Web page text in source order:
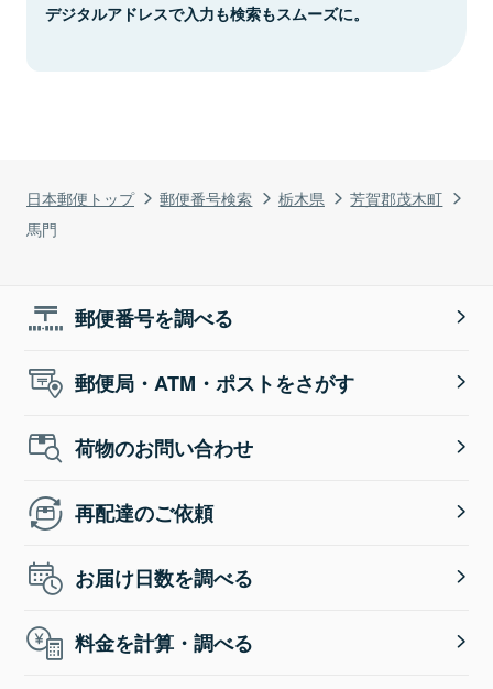
日本郵便トップ 郵便番号検索 栃木県
芳賀郡茂木町
馬門
デジタルアドレスで入力も検索もスムーズに。
郵便番号を調べる
郵便局・ATM・ポストをさがす
荷物のお問い合わせ
再配達のご依頼
お届け日数を調べる
料金を計算・調べる